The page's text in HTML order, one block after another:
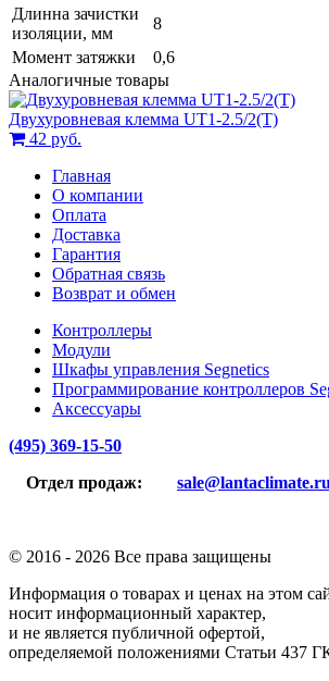
Длинна зачистки
изоляции, мм
8
Момент затяжки
0,6
Аналогичные товары
Двухуровневая клемма UT1-2.5/2(T)
42 руб.
Главная
О компании
Оплата
Доставка
Гарантия
Обратная связь
Возврат и обмен
Контроллеры
Модули
Шкафы управления Segnetics
Программирование контроллеров
Аксессуары
(495) 369-15-50
Отдел продаж: sale@lantaclimate.ru
© 2016 - 2026 Все права защищены
Информация о товарах и ценах на этом
носит информационный характер,
и не является публичной офертой,
определяемой положениями Статьи 437